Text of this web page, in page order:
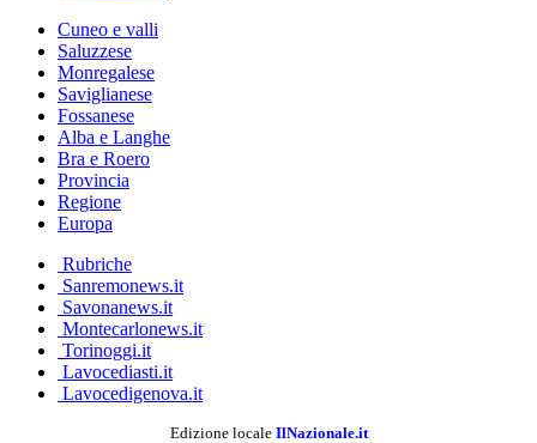
Cuneo e valli
Saluzzese
Monregalese
Saviglianese
Fossanese
Alba e Langhe
Bra e Roero
Provincia
Regione
Europa
Rubriche
Sanremonews.it
Savonanews.it
Montecarlonews.it
Torinoggi.it
Lavocediasti.it
Lavocedigenova.it
Edizione locale IlNazionale.it